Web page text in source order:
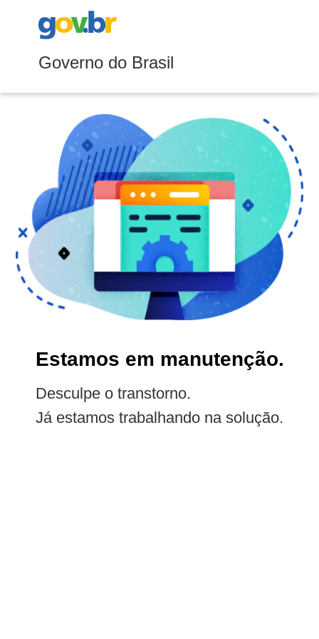
Governo do Brasil
Estamos em manutenção.
Desculpe o transtorno.
Já estamos trabalhando na solução.